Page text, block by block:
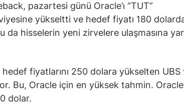
pazartesi günü Oracle’ı “TUT”
yükseltti ve hedef fiyatı 180
da hisselerin yeni zirvelere ulaşmasına
fiyatlarını 250 dolara yükselten UBS
Bu, Oracle için en yüksek tahmin.
dolar.